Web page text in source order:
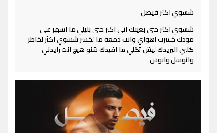
شسوي اكثر فيصل
شسوي اكثر حتى بعينك اني اكبر حتى بليلي ما اسهر على
مودك خسرت اهواي وانت دمعة ما تخسر شسوي اكثر لخاطر
گلبي اليريدك ليش تگلي ما افيدك شنو هيج انت رايدني
واتوسل وابوس